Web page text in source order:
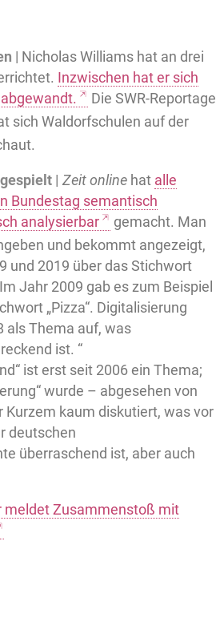
| Nicholas Williams hat an drei
Inzwischen hat er sich
Die SWR-Reportage
sich Waldorfschulen auf der
| Zeit online hat alle
Bundestag semantisch
analysierbar
gemacht. Man
und bekommt angezeigt,
und 2019 über das Stichwort
Jahr 2009 gab es zum Beispiel
„Pizza“. Digitalisierung
als Thema auf, was
ist. “
ist erst seit 2006 ein Thema;
wurde – abgesehen von
Kurzem kaum diskutiert, was vor
deutschen
überraschend ist, aber auch
meldet Zusammenstoß mit